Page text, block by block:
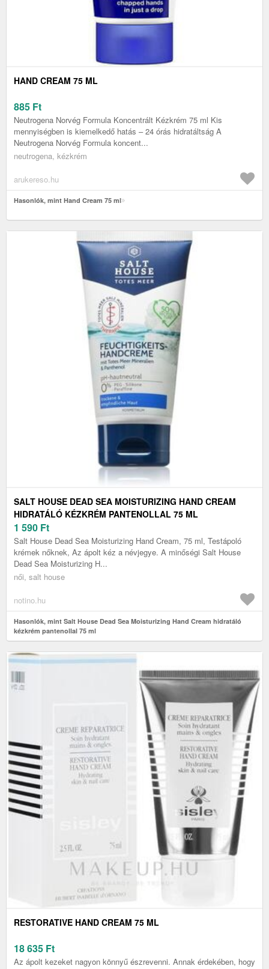
HAND CREAM 75 ML
885 Ft
Neutrogena Norvég Formula Koncentrált Kézkrém 75 ml Kis
mennyiségben is kiemelkedő hatás – 24 órás hidratáltság A
Neutrogena Norvég Formula koncent...
neutrogena, kézkrém
arukereso.hu
Hasonlók, mint Hand Cream 75 ml
SALT HOUSE DEAD SEA MOISTURIZING HAND CREAM
HIDRATÁLÓ KÉZKRÉM PANTENOLLAL 75 ML
1 590 Ft
Salt House Dead Sea Moisturizing Hand Cream, 75 ml, Testápoló
krémek nőknek, Az ápolt kéz a névjegye. A minőségi Salt House
Dead Sea Moisturizing H...
női, salt house
notino.hu
Hasonlók, mint Salt House Dead Sea Moisturizing Hand Cream hidratáló
kézkrém pantenollal 75 ml
RESTORATIVE HAND CREAM 75 ML
18 635 Ft
Az ápolt kezeket nagyon könnyű észrevenni. Annak érdekében, hogy